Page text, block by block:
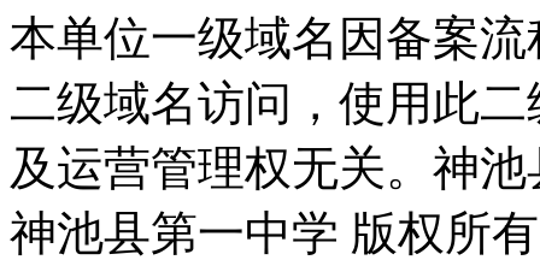
本单位一级域名因备案
二级域名访问，使用此
及运营管理权无关。 神池
神池县第一中学 版权所有